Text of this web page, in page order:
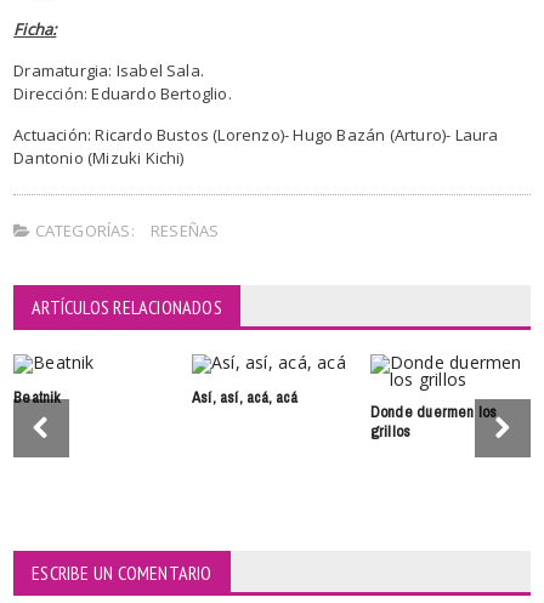
Ficha:
Dramaturgia: Isabel Sala.
Dirección: Eduardo Bertoglio.
Actuación: Ricardo Bustos (Lorenzo)- Hugo Bazán (Arturo)- Laura
Dantonio (Mizuki Kichi)
CATEGORÍAS: RESEÑAS
ARTÍCULOS RELACIONADOS
Beatnik Así, así, acá, acá
Donde duermen los
grillos
ESCRIBE UN COMENTARIO